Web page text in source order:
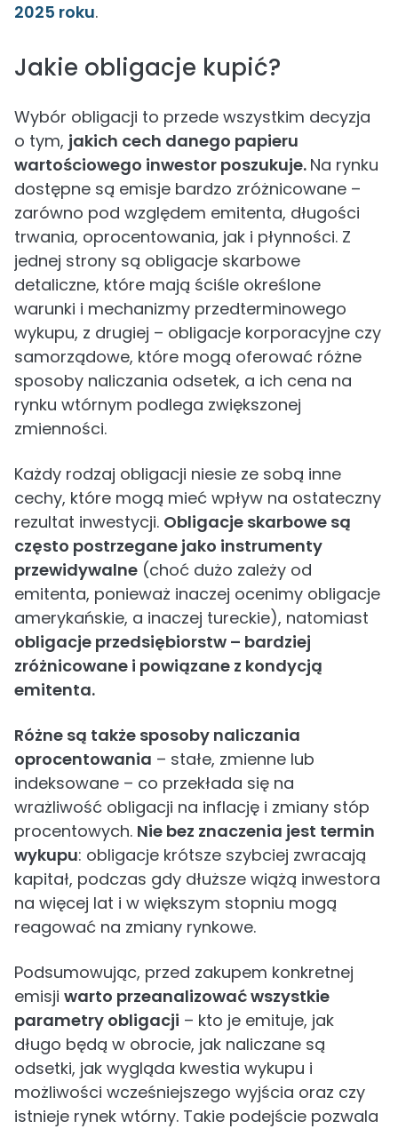
2025 roku.
Jakie obligacje kupić?
Wybór obligacji to przede wszystkim decyzja
o tym, jakich cech danego papieru
wartościowego inwestor poszukuje. Na rynku
dostępne są emisje bardzo zróżnicowane –
zarówno pod względem emitenta, długości
trwania, oprocentowania, jak i płynności. Z
jednej strony są obligacje skarbowe
detaliczne, które mają ściśle określone
warunki i mechanizmy przedterminowego
wykupu, z drugiej – obligacje korporacyjne czy
samorządowe, które mogą oferować różne
sposoby naliczania odsetek, a ich cena na
rynku wtórnym podlega zwiększonej
zmienności.
Każdy rodzaj obligacji niesie ze sobą inne
cechy, które mogą mieć wpływ na ostateczny
rezultat inwestycji. Obligacje skarbowe są
często postrzegane jako instrumenty
przewidywalne (choć dużo zależy od
emitenta, ponieważ inaczej ocenimy obligacje
amerykańskie, a inaczej tureckie), natomiast
obligacje przedsiębiorstw – bardziej
zróżnicowane i powiązane z kondycją
emitenta.
Różne są także sposoby naliczania
oprocentowania – stałe, zmienne lub
indeksowane – co przekłada się na
wrażliwość obligacji na inflację i zmiany stóp
procentowych. Nie bez znaczenia jest termin
wykupu: obligacje krótsze szybciej zwracają
kapitał, podczas gdy dłuższe wiążą inwestora
na więcej lat i w większym stopniu mogą
reagować na zmiany rynkowe.
Podsumowując, przed zakupem konkretnej
emisji warto przeanalizować wszystkie
parametry obligacji – kto je emituje, jak
długo będą w obrocie, jak naliczane są
odsetki, jak wygląda kwestia wykupu i
możliwości wcześniejszego wyjścia oraz czy
istnieje rynek wtórny. Takie podejście pozwala